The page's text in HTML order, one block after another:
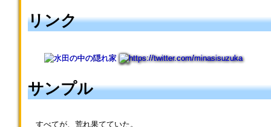
商品が並んでいる。そのどれも
品も開発しないと……」 今
けていた。魔力の気配が薄いの
はこのせいか、とコルネは結論
手を胸に置くと、優雅に一礼し
の屋敷で執事をしております」
「ひつじ……じゃなくて、執事
悲恋話だ」 『湖の君』の筋
書きはこうだ。 昔々、ヴェ
レライが居た。 彼女は知恵
いですねぇ……） などと授
思った。 「しかし、魔物や天
変地異の脅威は常に迫ってい
リンク
サンプル
すべてが、荒れ果てていた。